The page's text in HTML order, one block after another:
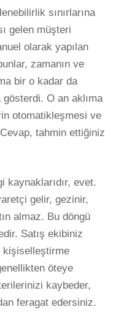
sınırlarına
gelen müşteri
olarak yapılan
zamanın ve
bir o kadar da
gösterdi. O an aklıma
otomatikleşmesi ve
tahmin ettiğiniz
kaynaklarıdır, evet.
gelir, gezinir,
almaz. Bu döngü
Satış ekibiniz
kişiselleştirme
öteye
kaybeder,
feragat edersiniz.